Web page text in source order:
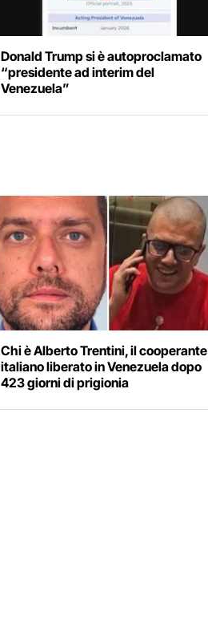
Donald Trump si è autoproclamato
“presidente ad interim del
Venezuela”
Chi è Alberto Trentini, il cooperante
italiano liberato in Venezuela dopo
423 giorni di prigionia